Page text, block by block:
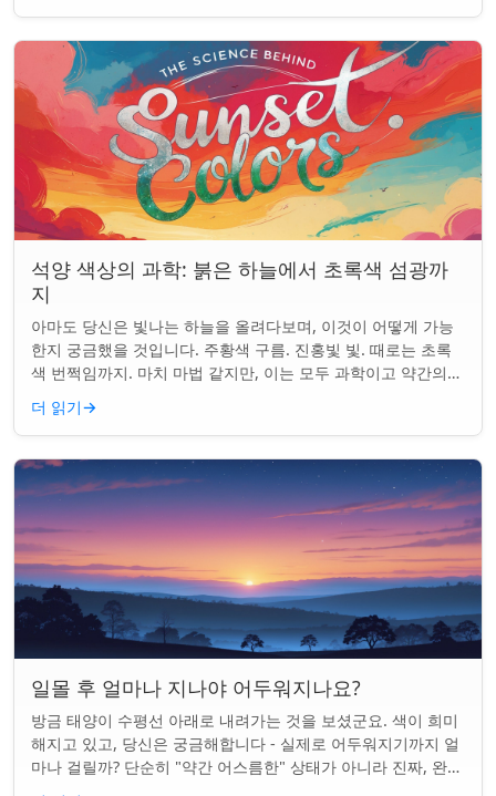
석양 색상의 과학: 붉은 하늘에서 초록색 섬광까
지
아마도 당신은 빛나는 하늘을 올려다보며, 이것이 어떻게 가능
한지 궁금했을 것입니다. 주황색 구름. 진홍빛 빛. 때로는 초록
색 번쩍임까지. 마치 마법 같지만, 이는 모두 과학이고 약간의
타이밍의 문제입니다. 태양은 지...
더 읽기→
일몰 후 얼마나 지나야 어두워지나요?
방금 태양이 수평선 아래로 내려가는 것을 보셨군요. 색이 희미
해지고 있고, 당신은 궁금해합니다 - 실제로 어두워지기까지 얼
마나 걸릴까? 단순히 "약간 어스름한" 상태가 아니라 진짜, 완전
한 밤이 되는 것. 알고 보니...